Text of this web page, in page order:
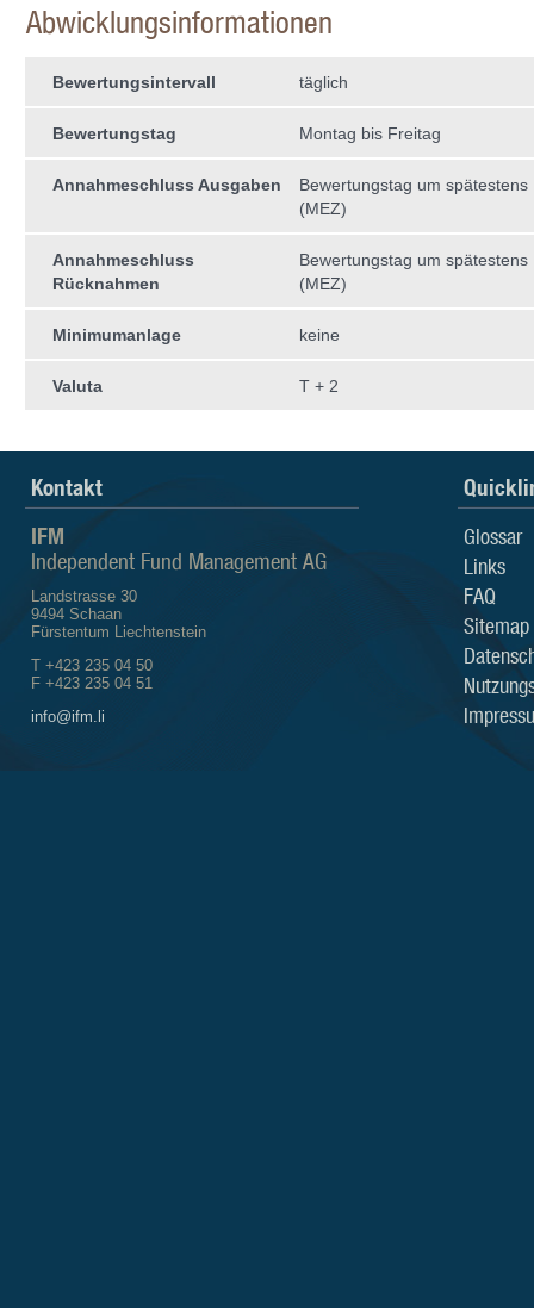
Abwicklungsinformationen
Bewertungsintervall täglich
Bewertungstag Montag bis Freitag
Annahmeschluss Ausgaben
Bewertungstag um spätestens
(MEZ)
Annahmeschluss
Rücknahmen
Bewertungstag um spätestens
(MEZ)
Minimumanlage keine
Valuta T + 2
Kontakt
IFM
Independent Fund Management AG
Landstrasse 30
9494 Schaan
Fürstentum Liechtenstein
T +423 235 04 50
F +423 235 04 51
info@ifm.li
Glossar
Links
FAQ
Sitemap